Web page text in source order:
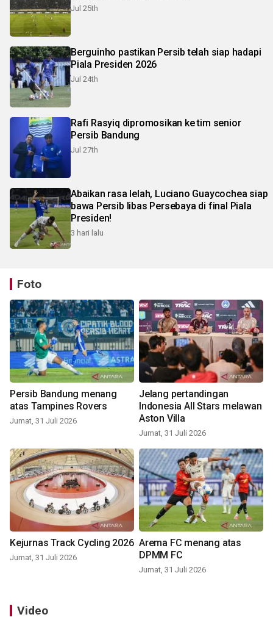
Jul 25th
Berguinho pastikan Persib telah siap hadapi
Piala Presiden 2026
Jul 24th
Rafi Rasyiq dipromosikan ke tim senior
Persib Bandung
Jul 27th
Abaikan rasa lelah, Luciano Guaycochea siap
bawa Persib libas Persebaya di final Piala
Presiden!
3 hari lalu
Foto
Persib Bandung menang
atas Tampines Rovers
Jumat, 31 Juli 2026
Jelang pertandingan
Indonesia All Stars melawan
Aston Villa
Jumat, 31 Juli 2026
Kejurnas Track Cycling 2026
Jumat, 31 Juli 2026
Arema FC menang atas
DPMM FC
Jumat, 31 Juli 2026
Video